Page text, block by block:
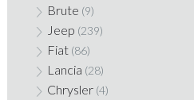
Brute (9)
Jeep (239)
Fiat (86)
Lancia (28)
Chrysler (4)